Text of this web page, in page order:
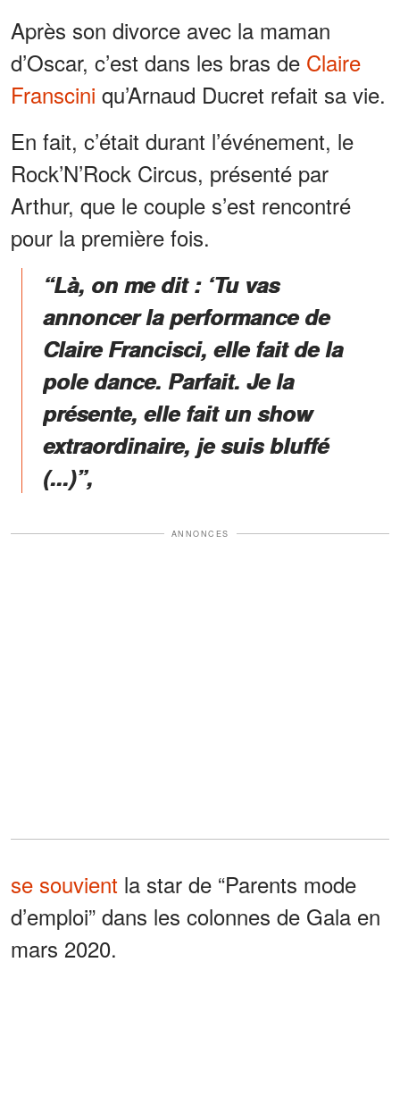
Après son divorce avec la maman
d’Oscar, c’est dans les bras de Claire
Franscini qu’Arnaud Ducret refait sa vie.
En fait, c’était durant l’événement, le
Rock’N’Rock Circus, présenté par
Arthur, que le couple s’est rencontré
pour la première fois.
“Là, on me dit : ‘Tu vas
annoncer la performance de
Claire Francisci, elle fait de la
pole dance. Parfait. Je la
présente, elle fait un show
extraordinaire, je suis bluffé
(...)”,
ANNONCES
se souvient la star de “Parents mode
d’emploi” dans les colonnes de Gala en
mars 2020.